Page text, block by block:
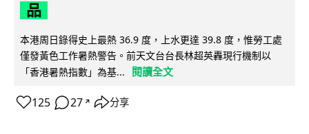
品
本港周日錄得史上最熱 36.9 度，上水更達 39.8 度，惟勞工處
僅發黃色工作暑熱警告。前天文台台長林超英轟現行機制以
「香港暑熱指數」為基...
閱讀全文
125 27 ↗ 分享